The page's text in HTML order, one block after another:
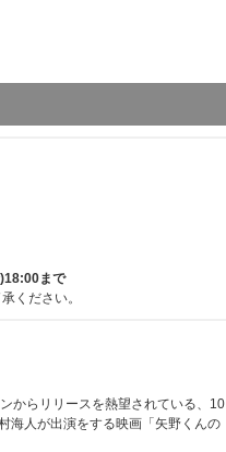
まで
ください。
からリリースを熱望されている、10
海人が出演をする映画「矢野くんの